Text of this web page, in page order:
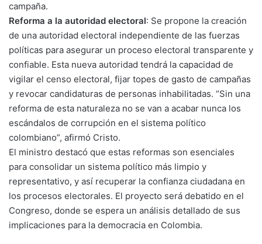
campaña.
Reforma a la autoridad electoral: Se propone la creación
de una autoridad electoral independiente de las fuerzas
políticas para asegurar un proceso electoral transparente y
confiable. Esta nueva autoridad tendrá la capacidad de
vigilar el censo electoral, fijar topes de gasto de campañas
y revocar candidaturas de personas inhabilitadas. “Sin una
reforma de esta naturaleza no se van a acabar nunca los
escándalos de corrupción en el sistema político
colombiano”, afirmó Cristo.
El ministro destacó que estas reformas son esenciales
para consolidar un sistema político más limpio y
representativo, y así recuperar la confianza ciudadana en
los procesos electorales. El proyecto será debatido en el
Congreso, donde se espera un análisis detallado de sus
implicaciones para la democracia en Colombia.